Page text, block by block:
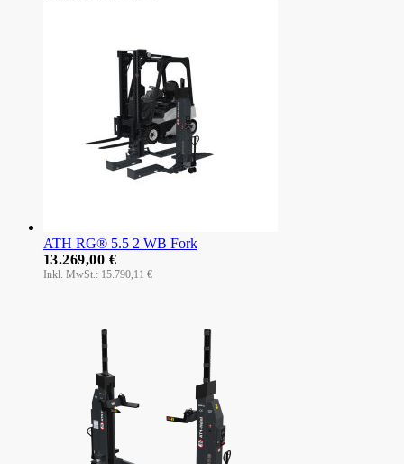
ATH RG® 5.5 2 WB Fork
15.790,11 €
13.269,00 €